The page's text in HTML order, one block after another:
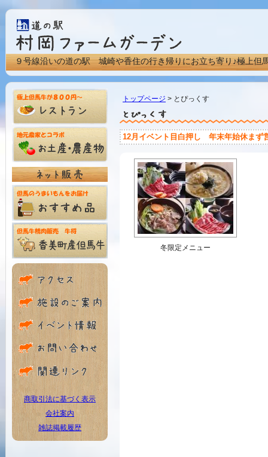
９号線沿いの道の駅 城崎や香住の行き帰りにお立ち寄り♪極上但
商取引法に基づく表示
会社案内
雑誌掲載履歴
トップページ > とぴっくす
12月イベント目白押し 年末年始休まず
冬限定メニュー